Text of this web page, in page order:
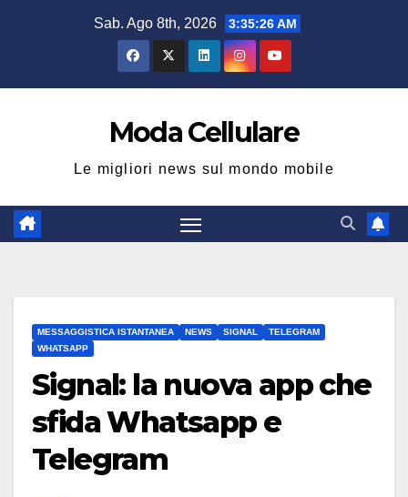
Sab. Ago 8th, 2026 3:35:27 AM
Moda Cellulare
Le migliori news sul mondo mobile
MESSAGGISTICA ISTANTANEA NEWS SIGNAL
TELEGRAM
WHATSAPP
Signal: la nuova app che
sfida Whatsapp e
Telegram